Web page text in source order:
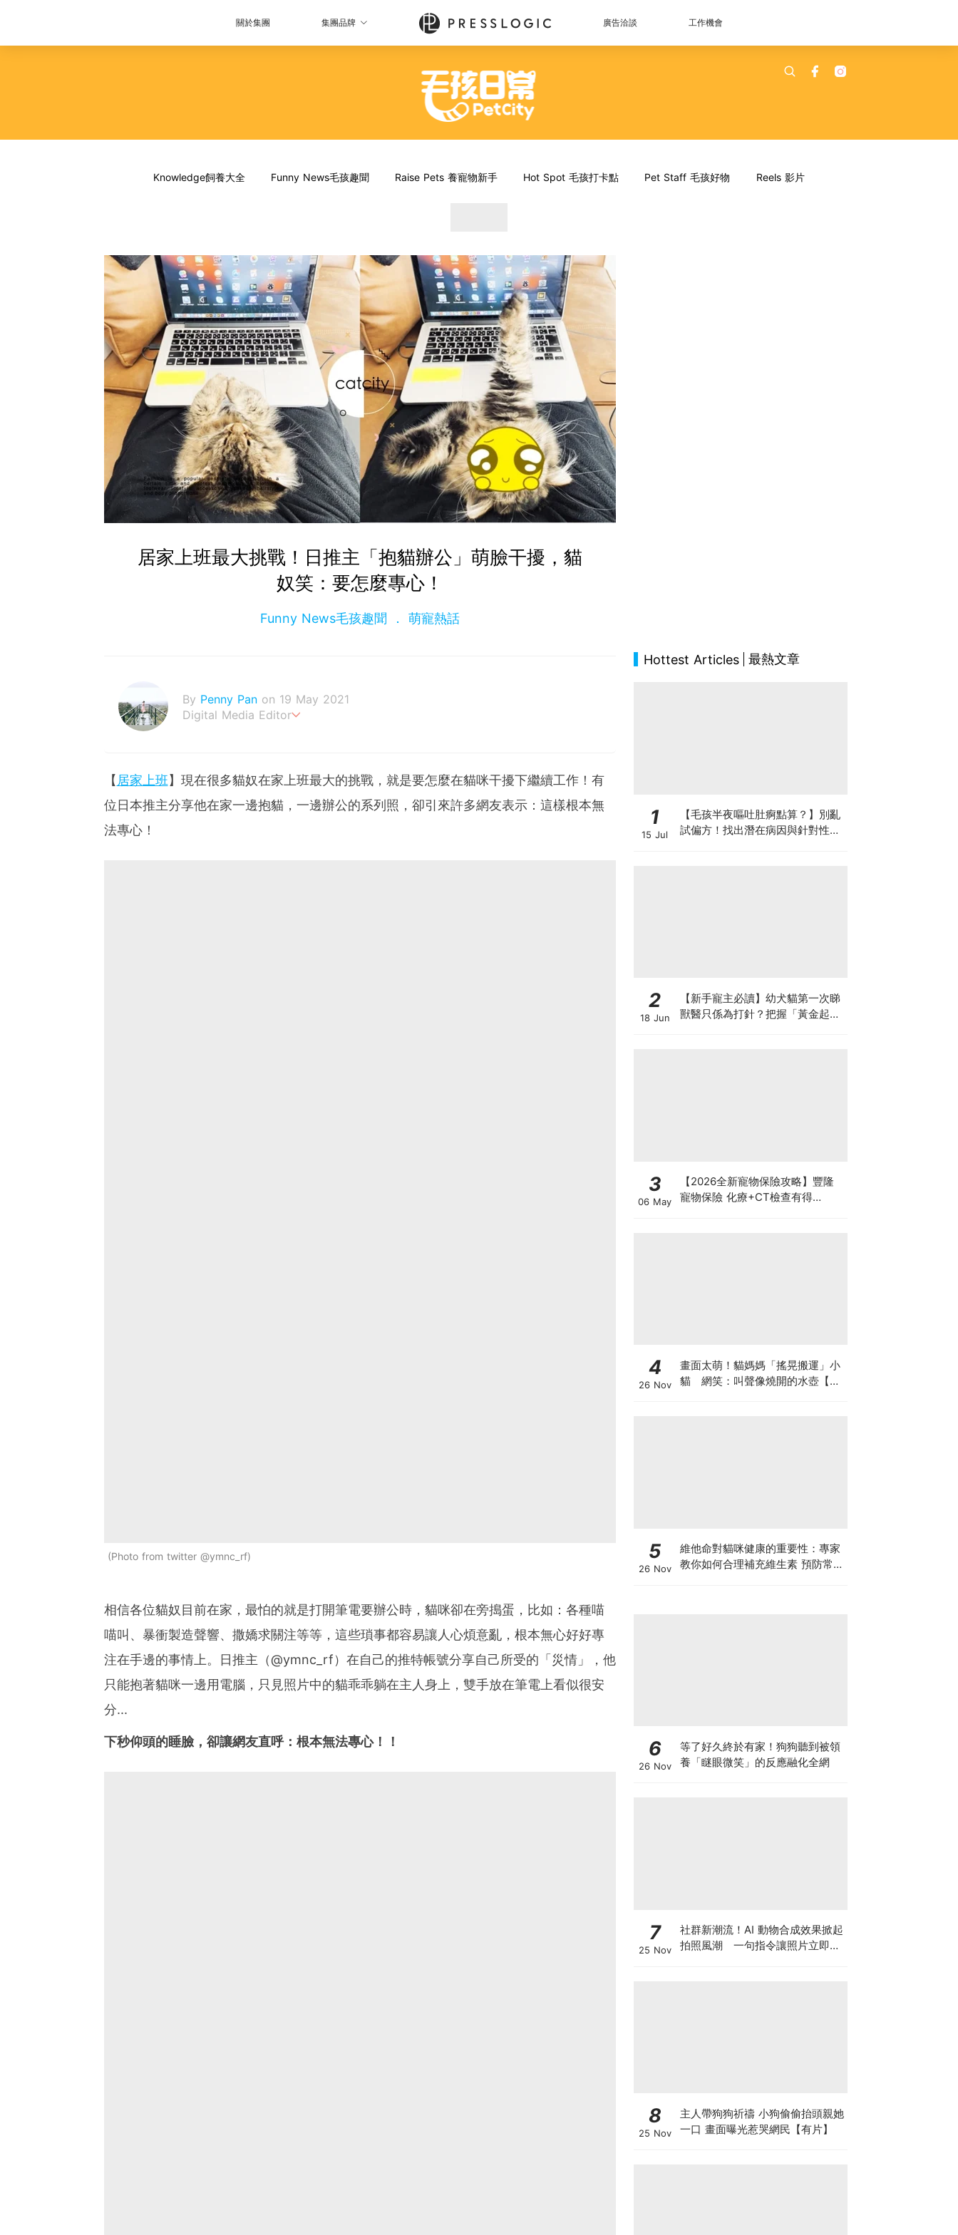
關於集團 集團品牌 廣告洽談 工作機會
Knowledge飼養大全 Funny News毛孩趣聞 Raise Pets 養寵物新手 Hot Spot 毛孩打卡點 Pet Staff 毛孩好物 Reels 影片
居家上班最大挑戰！日推主「抱貓辦公」萌臉干擾，貓
奴笑：要怎麼專心！
Funny News毛孩趣聞 萌寵熱話
By Penny Pan on 19 May 2021
Digital Media Editor
【 居家上班】現在很多貓奴在家上班最大的挑戰，就是要怎麼在貓咪干擾下繼續工作！有
位日本推主分享他在家一邊抱貓，一邊辦公的系列照，卻引來許多網友表示：這樣根本無
法專心！
Photo from twitter @ymnc_rf
相信各位貓奴目前在家，最怕的就是打開筆電要辦公時，貓咪卻在旁搗蛋，比如：各種喵
喵叫、暴衝製造聲響、撒嬌求關注等等，這些瑣事都容易讓人心煩意亂，根本無心好好專
注在手邊的事情上。日推主（@ymnc_rf）在自己的推特帳號分享自己所受的「災情」，他
只能抱著貓咪一邊用電腦，只見照片中的貓乖乖躺在主人身上，雙手放在筆電上看似很安
分...
下秒仰頭的睡臉，卻讓網友直呼：根本無法專心！！
Hottest Articles 最熱文章
1
15 Jul
【毛孩半夜嘔吐肚痾點算？】別亂
試偏方！找出潛在病因與針對性營
2
18 Jun
【新手寵主必讀】幼犬貓第一次睇
獸醫只係為打針？把握「黃金起跑
3
06 May
【2026全新寵物保險攻略】豐隆
寵物保險 化療+CT檢查有得
4
26 Nov
畫面太萌！貓媽媽「搖晃搬運」小
貓 網笑：叫聲像燒開的水壺【有
5
26 Nov
維他命對貓咪健康的重要性：專家
教你如何合理補充維生素 預防常見
6
26 Nov
等了好久終於有家！狗狗聽到被領
養「瞇眼微笑」的反應融化全網
7
25 Nov
社群新潮流！AI 動物合成效果掀起
拍照風潮 一句指令讓照片立即升
8
25 Nov
主人帶狗狗祈禱 小狗偷偷抬頭親她
一口 畫面曝光惹哭網民【有片】